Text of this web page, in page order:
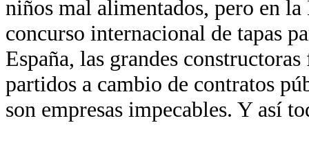
niños mal alimentados, pero en
concurso internacional de tapas
España, las grandes
partidos a cambio de contratos
son empresas impecables. Y así